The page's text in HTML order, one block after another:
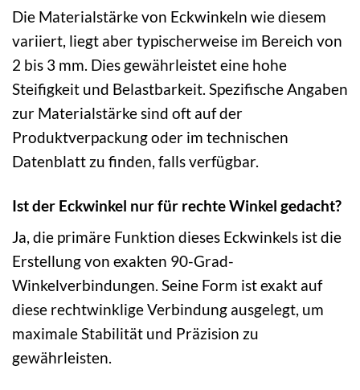
Die Materialstärke von Eckwinkeln wie diesem
variiert, liegt aber typischerweise im Bereich von
2 bis 3 mm. Dies gewährleistet eine hohe
Steifigkeit und Belastbarkeit. Spezifische Angaben
zur Materialstärke sind oft auf der
Produktverpackung oder im technischen
Datenblatt zu finden, falls verfügbar.
Ist der Eckwinkel nur für rechte Winkel gedacht?
Ja, die primäre Funktion dieses Eckwinkels ist die
Erstellung von exakten 90-Grad-
Winkelverbindungen. Seine Form ist exakt auf
diese rechtwinklige Verbindung ausgelegt, um
maximale Stabilität und Präzision zu
gewährleisten.